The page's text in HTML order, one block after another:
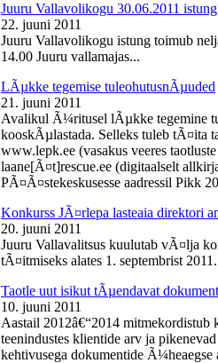
Juuru Vallavolikogu 30.06.2011 istung
22. juuni 2011
Juuru Vallavolikogu istung toimub
14.00 Juuru vallamajas...
LÃµkke tegemise tuleohutusnÃµuded
21. juuni 2011
Avalikul Ã¼ritusel lÃµkke tegemine
kooskÃµlastada. Selleks tuleb tÃ¤ita
www.lepk.ee (vasakus veeres
laane[Ã¤t]rescue.ee (digitaalselt
PÃ¤Ã¤stekeskusesse aadressil Pikk
Konkurss JÃ¤rlepa lasteaia direktori
20. juuni 2011
Juuru Vallavalitsus kuulutab vÃ¤lja
tÃ¤itmiseks alates 1. septembrist
Taotle uut isikut tÃµendavat
10. juuni 2011
Aastail 2012â€“2014
teenindustes klientide arv ja
kehtivusega dokumentide Ã¼heaegse